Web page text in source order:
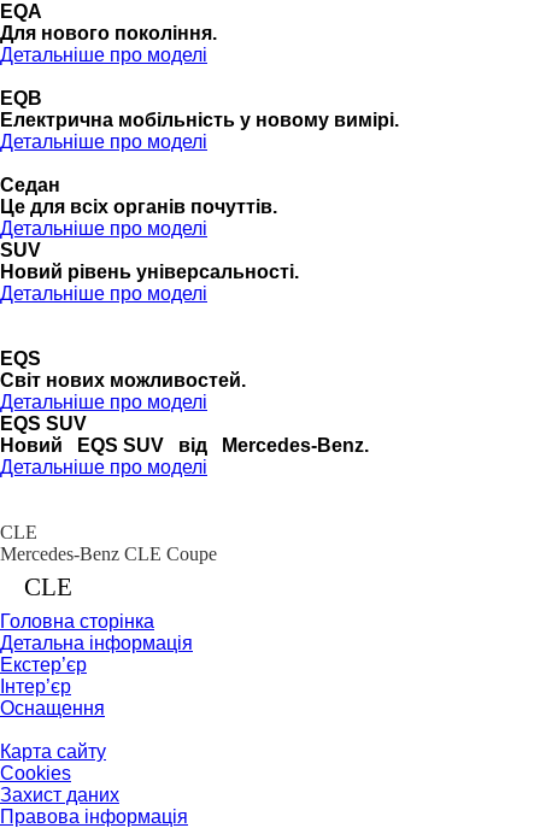
EQA
Для нового покоління.
Детальніше про моделі
EQB
Електрична мобільність у новому вимірі.
Детальніше про моделі
Седан
Це для всіх органів почуттів.
Детальніше про моделі
SUV
Новий рівень універсальності.
Детальніше про моделі
EQS
Cвіт нових можливостей.
Детальніше про моделі
EQS SUV
Новий EQS SUV від Mercedes-Benz.
Детальніше про моделі
CLE
Mercedes-Benz CLE Coupe
CLE
Головна сторінка
Детальна інформація
Екстер’єр
Інтер’єр
Оснащення
Карта сайту
Cookies
Захист даних
Правова інформація